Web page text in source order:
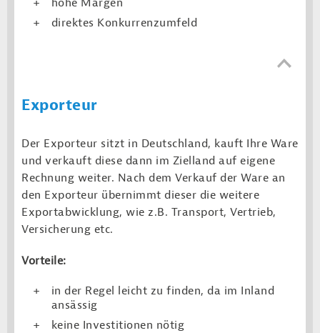
direktes Konkurrenzumfeld
Exporteur
Der Exporteur sitzt in Deutschland, kauft Ihre Ware
und verkauft diese dann im Zielland auf eigene
Rechnung weiter. Nach dem Verkauf der Ware an
den Exporteur übernimmt dieser die weitere
Exportabwicklung, wie z.B. Transport, Vertrieb,
Versicherung etc.
Vorteile:
in der Regel leicht zu finden, da im Inland
ansässig
keine Investitionen nötig